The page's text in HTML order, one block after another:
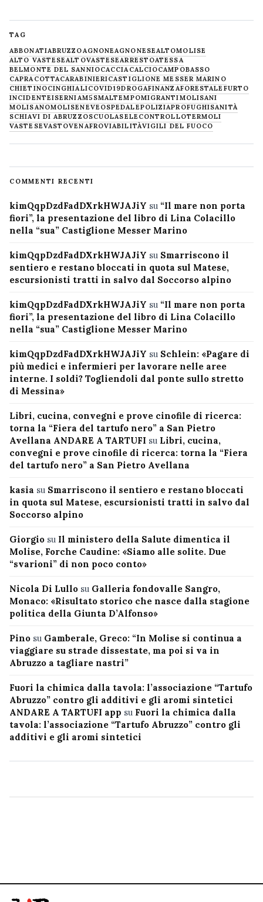
TAG
ABBONATIABRUZZOAGNONEAGNONESEALTOMOLISE
ALTO VASTESEALTOVASTESEARRESTOATESSA
BELMONTE DEL SANNIOCACCIACALCIOCAMPOBASSO
CAPRACOTTACARABINIERICASTIGLIONE MESSER MARINO
CHIETINOCINGHIALICOVID19DROGAFINANZAFORESTALE FURTO
INCIDENTEISERNIAM5SMALTEMPOMIGRANTIMOLISANI
MOLISANOMOLISENEVE OSPEDALEPOLIZIAPROFUGHISANITÀ
SCHIAVI DI ABRUZZOSCUOLASELECONTROLLOTERMOLI
VASTESEVASTOVENAFROVIABILITÀVIGILI DEL FUOCO
COMMENTI RECENTI
kimQqpDzdFadDXrkHWJAJiY su “Il mare non porta
fiori”, la presentazione del libro di Lina Colacillo
nella “sua” Castiglione Messer Marino
kimQqpDzdFadDXrkHWJAJiY su Smarriscono il
sentiero e restano bloccati in quota sul Matese,
escursionisti tratti in salvo dal Soccorso alpino
kimQqpDzdFadDXrkHWJAJiY su “Il mare non porta
fiori”, la presentazione del libro di Lina Colacillo
nella “sua” Castiglione Messer Marino
kimQqpDzdFadDXrkHWJAJiY su Schlein: «Pagare di
più medici e infermieri per lavorare nelle aree
interne. I soldi? Togliendoli dal ponte sullo stretto
di Messina»
Libri, cucina, convegni e prove cinofile di ricerca:
torna la “Fiera del tartufo nero” a San Pietro
Avellana ANDARE A TARTUFI su Libri, cucina,
convegni e prove cinofile di ricerca: torna la “Fiera
del tartufo nero” a San Pietro Avellana
kasia su Smarriscono il sentiero e restano bloccati
in quota sul Matese, escursionisti tratti in salvo dal
Soccorso alpino
Giorgio su Il ministero della Salute dimentica il
Molise, Forche Caudine: «Siamo alle solite. Due
“svarioni” di non poco conto»
Nicola Di Lullo su Galleria fondovalle Sangro,
Monaco: «Risultato storico che nasce dalla stagione
politica della Giunta D’Alfonso»
Pino su Gamberale, Greco: “In Molise si continua a
viaggiare su strade dissestate, ma poi si va in
Abruzzo a tagliare nastri”
Fuori la chimica dalla tavola: l’associazione “Tartufo
Abruzzo” contro gli additivi e gli aromi sintetici
ANDARE A TARTUFI app su Fuori la chimica dalla
tavola: l’associazione “Tartufo Abruzzo” contro gli
additivi e gli aromi sintetici